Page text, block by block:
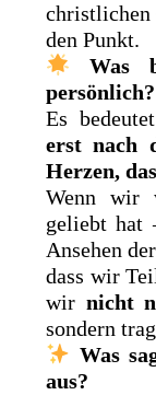
christlichen
den Punkt.
Was
persönlich?
Es
erst nach
Herzen,
Wenn wir
geliebt hat
Ansehen
dass wir
wir nicht
sondern
Was
aus?